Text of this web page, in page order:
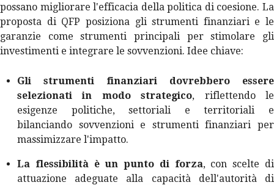
possano migliorare l'efficacia della politica di coesione. La
proposta di QFP posiziona gli strumenti finanziari e le
garanzie come strumenti principali per stimolare gli
investimenti e integrare le sovvenzioni. Idee chiave:
Gli strumenti finanziari dovrebbero essere
selezionati in modo strategico, riflettendo le
esigenze politiche, settoriali e territoriali e
bilanciando sovvenzioni e strumenti finanziari per
massimizzare l'impatto.
La flessibilità è un punto di forza, con scelte di
attuazione adeguate alla capacità dell'autorità di